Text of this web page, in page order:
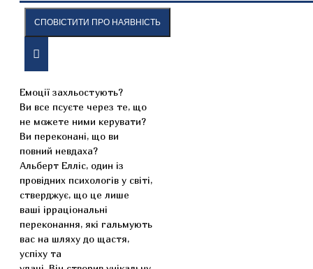
СПОВІСТИТИ ПРО НАЯВНІСТЬ
ОПИС ВІДГУКИ
Емоції захльостують?
Ви все псуєте через те, що
не можете ними керувати?
Ви переконані, що ви
повний невдаха?
Альберт Елліс, один із
провідних психологів у світі,
стверджує, що це лише
ваші ірраціональні
переконання, які гальмують
вас на шляху до щастя,
успіху та